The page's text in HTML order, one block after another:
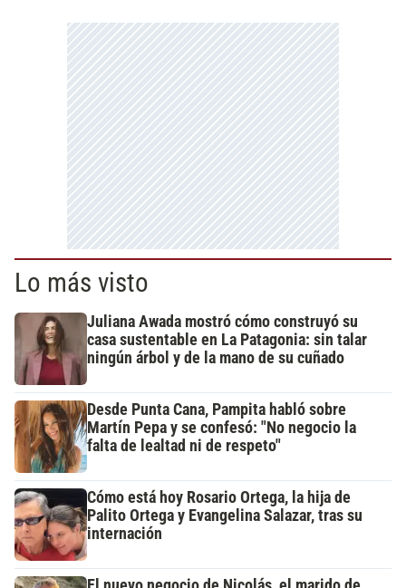
Lo más visto
Juliana Awada mostró cómo construyó su
casa sustentable en La Patagonia: sin talar
ningún árbol y de la mano de su cuñado
Desde Punta Cana, Pampita habló sobre
Martín Pepa y se confesó: "No negocio la
falta de lealtad ni de respeto"
Cómo está hoy Rosario Ortega, la hija de
Palito Ortega y Evangelina Salazar, tras su
internación